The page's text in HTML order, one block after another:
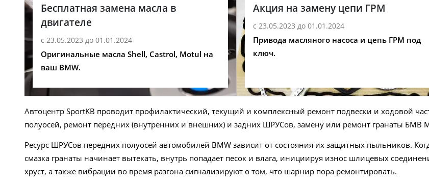
Бесплатная замена масла в
двигателе
с 23.05.2023 до 01.01.2024
Оригинальные масла Shell, Castrol, Motul на
ваш BMW.
Акция на замену цепи ГРМ
с 23.05.2023 до 01.01.2024
Привода масляного насоса и цепь ГРМ под
ключ.
Автоцентр SportKB проводит профилактический, текущий и комплексный ремонт подвески и ходовой
полуосей, ремонт передних (внутренних и внешних) и задних ШРУСов, замену или ремонт гранаты БМВ
Ресурс ШРУСов передних полуосей автомобилей BMW зависит от состояния их защитных пыльников.
смазка гранаты начинает вытекать, внутрь попадает песок и влага, инициируя износ шлицевых
хруст, а также вибрации во время разгона сигнализируют о том, что шарнир пора ремонтировать.